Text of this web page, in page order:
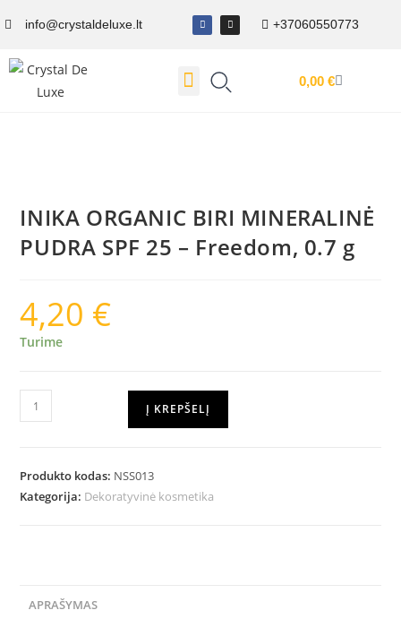
info@crystaldeluxe.lt +37060550773
0,00 €
INIKA ORGANIC BIRI MINERALINĖ
PUDRA SPF 25 – Freedom, 0.7 g
4,20 €
Turime
Į KREPŠELĮ
Produkto kodas: NSS013
Kategorija: Dekoratyvinė kosmetika
APRAŠYMAS